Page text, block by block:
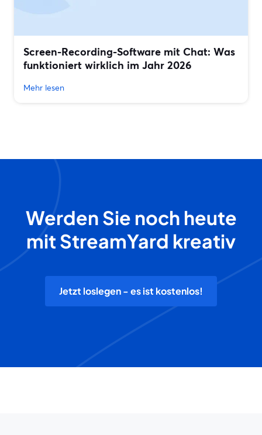
Screen-Recording-Software mit Chat: Was
funktioniert wirklich im Jahr 2026
Mehr lesen
Werden Sie noch heute
mit StreamYard kreativ
Jetzt loslegen - es ist kostenlos!